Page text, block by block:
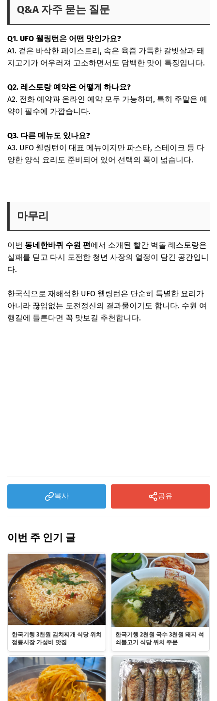
Q&A 자주 묻는 질문
Q1. UFO 웰링턴은 어떤 맛인가요?
A1. 겉은 바삭한 페이스트리, 속은 육즙 가득한 갈빗살과 돼
지고기가 어우러져 고소하면서도 담백한 맛이 특징입니다.
Q2. 레스토랑 예약은 어떻게 하나요?
A2. 전화 예약과 온라인 예약 모두 가능하며, 특히 주말은 예
약이 필수에 가깝습니다.
Q3. 다른 메뉴도 있나요?
A3. UFO 웰링턴이 대표 메뉴이지만 파스타, 스테이크 등 다
양한 양식 요리도 준비되어 있어 선택의 폭이 넓습니다.
마무리
이번 동네한바퀴 수원 편에서 소개된 빨간 벽돌 레스토랑은
실패를 딛고 다시 도전한 청년 사장의 열정이 담긴 공간입니
다.
한국식으로 재해석한 UFO 웰링턴은 단순히 특별한 요리가
아니라 끊임없는 도전정신의 결과물이기도 합니다. 수원 여
행길에 들른다면 꼭 맛보길 추천합니다.
복사 공유
이번 주 인기 글
한국기행 3천원 김치찌개 식당 위치
정릉시장 가성비 맛집
한국기행 2천원 국수 3천원 돼지 석
쇠불고기 식당 위치 주문